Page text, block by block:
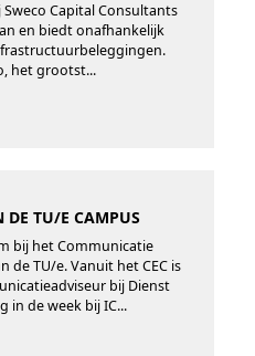
Capital Consultants
en biedt onafhankelijk
het grootst...
DE TU/E CAMPUS
bij het Communicatie
de TU/e. Vanuit het CEC is
bij Dienst
in de week bij IC...